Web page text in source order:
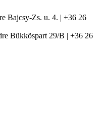
Bajcsy-Zs. u. 4. | +36 26
Bükköspart 29/B | +36 26